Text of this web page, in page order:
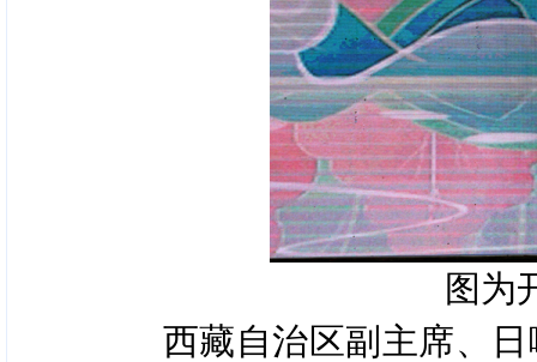
图为
西藏自治区副主席、